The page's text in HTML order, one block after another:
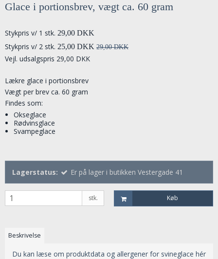
Glace i portionsbrev, vægt ca. 60 gram
Stykpris v/ 1 stk. 29,00 DKK
Stykpris v/ 2 stk. 25,00 DKK 29,00 DKK
Vejl. udsalgspris 29,00 DKK
Lækre glace i portionsbrev
Vægt per brev ca. 60 gram
Findes som:
Okseglace
Rødvinsglace
Svampeglace
Lagerstatus: Er på lager i butikken Vestergade 41
stk. Køb
Beskrivelse
Du kan læse om produktdata og allergener for svineglace hér